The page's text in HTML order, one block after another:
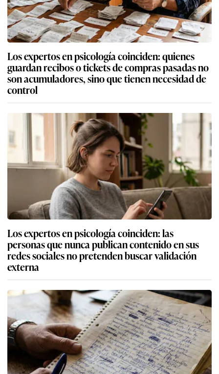
Los expertos en psicología coinciden: quienes
guardan recibos o tickets de compras pasadas no
son acumuladores, sino que tienen necesidad de
control
Los expertos en psicología coinciden: las
personas que nunca publican contenido en sus
redes sociales no pretenden buscar validación
externa